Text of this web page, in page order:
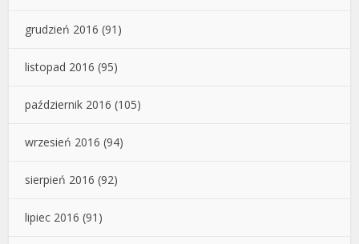
grudzień 2016 (91)
listopad 2016 (95)
październik 2016 (105)
wrzesień 2016 (94)
sierpień 2016 (92)
lipiec 2016 (91)